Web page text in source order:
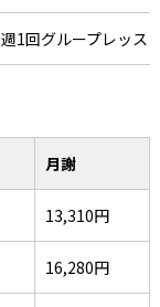
週1回グループレッス
月謝
13,310円
16,280円